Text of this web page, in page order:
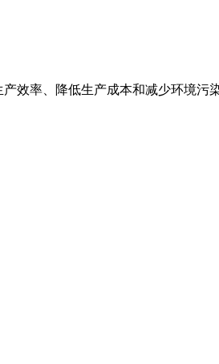
效率、降低生产成本和减少环境